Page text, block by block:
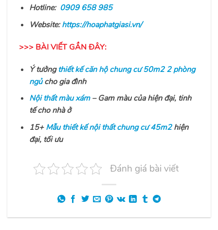
Hotline: 0909 658 985
Website:https://hoaphatgiasi.vn/
>>> BÀI VIẾT GẦN ĐÂY:
Ý tưởngthiết kế căn hộ chung cư 50m2 2 phòng
ngủcho gia đình
Nội thất màu xám– Gam màu của hiện đại, tinh
tế cho nhà ở
15+Mẫu thiết kế nội thất chung cư 45m2hiện
đại, tối ưu
Đánh giá bài viết